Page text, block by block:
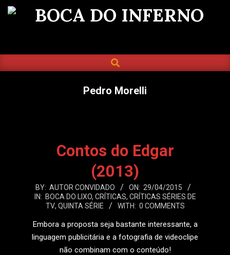
Skip
DO
INFERNO
Navigation
SEARCH
Pedro Morelli
Contos do Edgar
(2013)
2015-
04-
BY: AUTOR CONVIDADO ON: 29/04/2015
IN: BOCA DO LIXO, CRÍTICAS, CRÍTICAS SÉRIES DE
TV, QUINTA SÉRIE WITH: 0 COMMENTS
Embora a proposta seja bastante interessante, a
linguagem publicitária e a fotografia de videoclipe
não combinam com o conteúdo!